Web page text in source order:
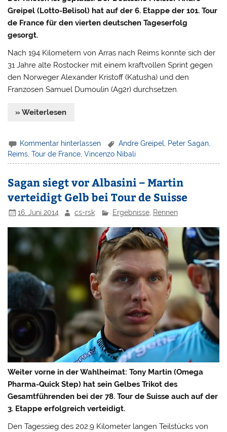
Greipel (Lotto-Belisol) hat auf der 6. Etappe der 101. Tour
de France für den vierten deutschen Tageserfolg
gesorgt.
Nach 194 Kilometern von Arras nach Reims konnte sich der
31 Jahre alte Rostocker mit einem kraftvollen Sprint gegen
den Norweger Alexander Kristoff (Katusha) und den
Franzosen Samuel Dumoulin (Ag2r) durchsetzen.
» Weiterlesen
Kommentar hinterlassen Andre Greipel Peter Sagan
Reims,Tour de France,Vincenzo Nibali
Sagan siegt vor Albasini – Martin
verteidigt Gelb bei Tour de Suisse
16. Juni 2014 cs-rsk Ergebnisse, Rennen
Weiter vorne in der Wahlheimat: Tony Martin (Omega
Pharma-Quick Step) hat sein Gelbes Trikot des
Gesamtführenden bei der 78. Tour de Suisse auch auf der
3. Etappe erfolgreich verteidigt.
Den Tagessieg des 202,9 Kilometer langen Teilstücks von